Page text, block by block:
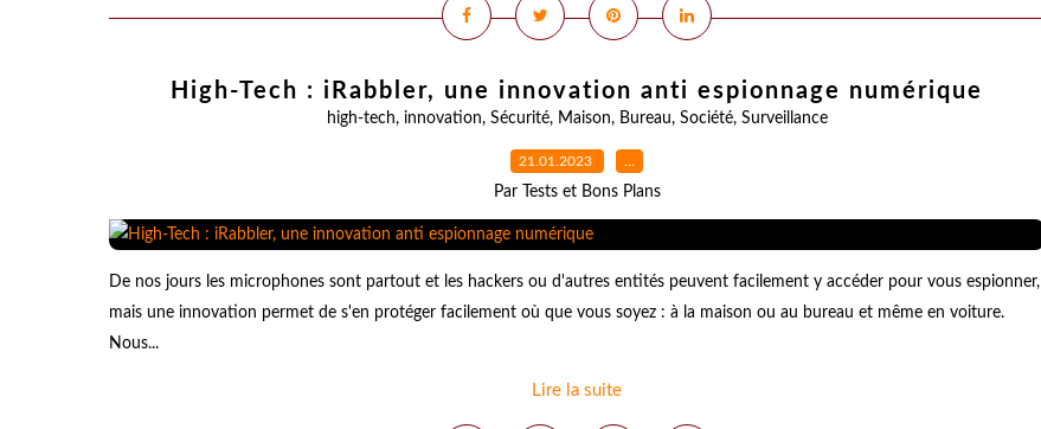
High-Tech : iRabbler, une innovation anti espionnage numérique
high-tech, innovation, Sécurité, Maison, Bureau, Société, Surveillance
21.01.2023 …
Par Tests et Bons Plans
De nos jours les microphones sont partout et les hackers ou d'autres entités peuvent facilement y accéder pour vous espionner,
mais une innovation permet de s'en protéger facilement où que vous soyez : à la maison ou au bureau et même en voiture.
Nous...
Lire la suite